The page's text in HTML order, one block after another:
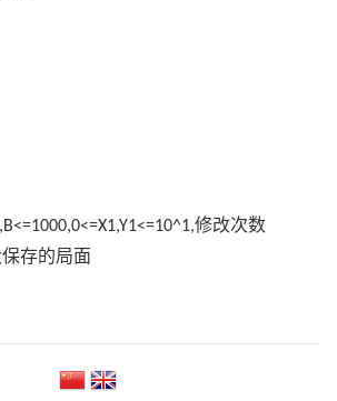
修改次数
存的局面